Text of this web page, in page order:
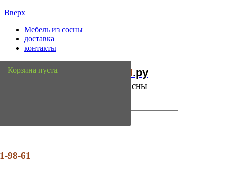
Вверх
Мебель из сосны
доставка
контакты
Мебель Сосны.ру
Интернет магазин мебели из сосны
98-61
Корзина пуста